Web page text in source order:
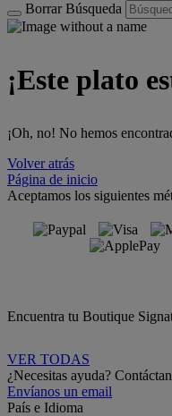
Borrar Búsqueda
¡Este plato
¡Oh, no! No hemos
Volver atrás
Página de inicio
Aceptamos los siguientes
Encuentra tu Boutique
VER TODAS
¿Necesitas ayuda?
Envíanos un email
País e Idioma